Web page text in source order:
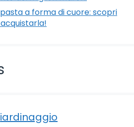
a forma di cuore: scopri